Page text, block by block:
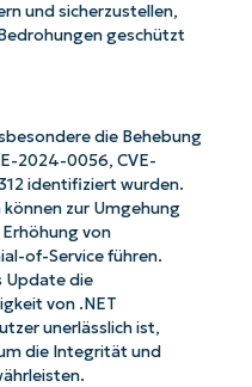
und sicherzustellen,
geschützt
die Behebung
2024-0056, CVE-
identifiziert wurden.
zur Umgehung
von
of-Service führen.
Update die
von .NET
unerlässlich ist,
die Integrität und